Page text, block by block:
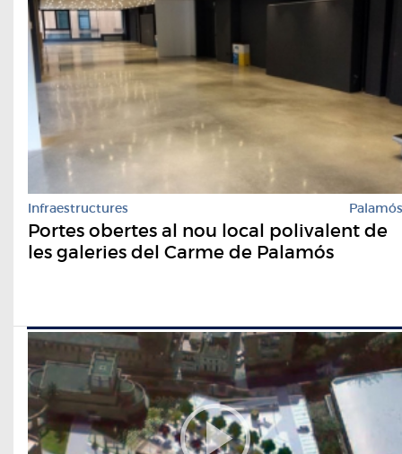
Infraestructures Palamós
Portes obertes al nou local polivalent de
les galeries del Carme de Palamós